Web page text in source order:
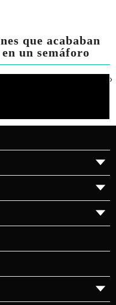
que acababan
un semáforo
›
▼
▼
▼
▼